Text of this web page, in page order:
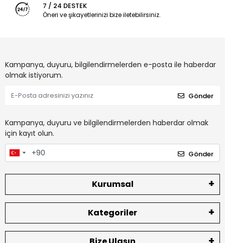
7 / 24 DESTEK
Öneri ve şikayetlerinizi bize iletebilirsiniz.
Kampanya, duyuru, bilgilendirmelerden e-posta ile haberdar
olmak istiyorum.
Gönder
Kampanya, duyuru ve bilgilendirmelerden haberdar olmak
için kayıt olun.
Gönder
Kurumsal
Kategoriler